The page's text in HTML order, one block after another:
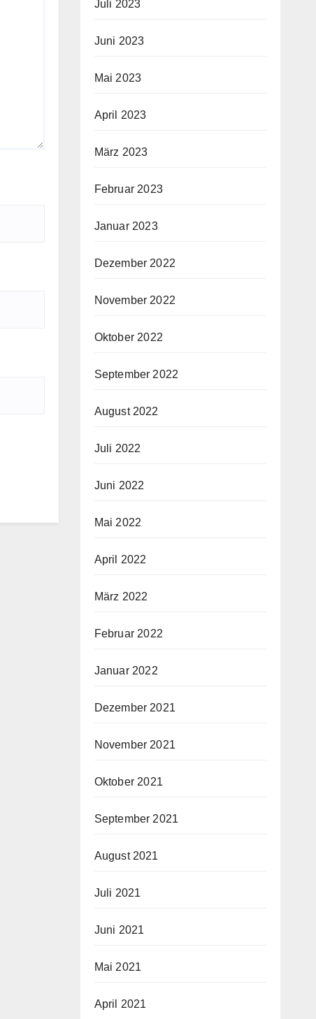
Juli 2023
Juni 2023
Mai 2023
April 2023
März 2023
Februar 2023
Januar 2023
Dezember 2022
November 2022
Oktober 2022
September 2022
August 2022
Juli 2022
Juni 2022
Mai 2022
April 2022
März 2022
Februar 2022
Januar 2022
Dezember 2021
November 2021
Oktober 2021
September 2021
August 2021
Juli 2021
Juni 2021
Mai 2021
April 2021